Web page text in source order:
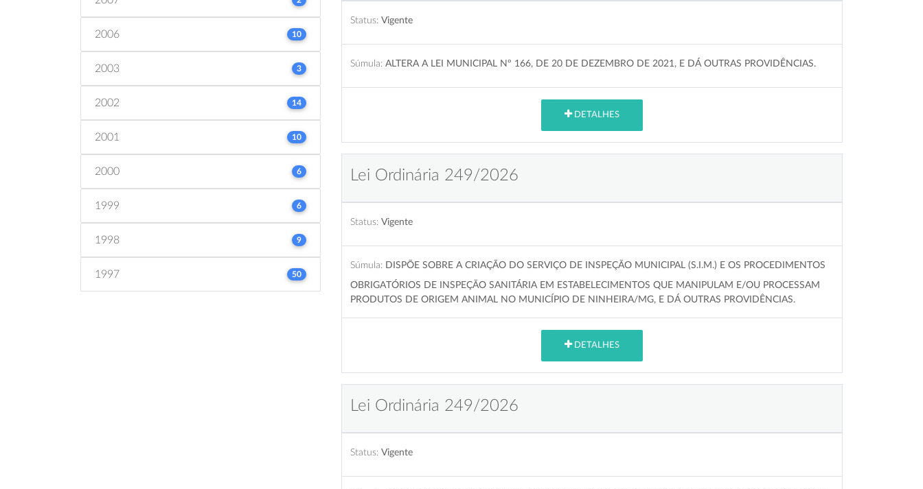
2006 10
2003 3
2002 14
2001 10
2000 6
1999 6
1998 9
1997 50
Status: Vigente
Súmula: ALTERA A LEI MUNICIPAL Nº 166, DE 20 DE DEZEMBRO DE 2021, E DÁ OUTRAS PROVIDÊNCIAS.
DETALHES
Lei Ordinária 249/2026
Status: Vigente
Súmula: DISPÕE SOBRE A CRIAÇÃO DO SERVIÇO DE INSPEÇÃO MUNICIPAL (S.I.M.) E OS PROCEDIMENTOS
OBRIGATÓRIOS DE INSPEÇÃO SANITÁRIA EM ESTABELECIMENTOS QUE MANIPULAM E/OU PROCESSAM
PRODUTOS DE ORIGEM ANIMAL NO MUNICÍPIO DE NINHEIRA/MG, E DÁ OUTRAS PROVIDÊNCIAS.
DETALHES
Lei Ordinária 249/2026
Status: Vigente